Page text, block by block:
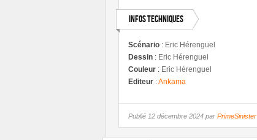
Infos techniques
Scénario : Eric Hérenguel
Dessin : Eric Hérenguel
Couleur : Eric Hérenguel
Editeur :Ankama
Publié 12 décembre 2024 par PrimeSinister